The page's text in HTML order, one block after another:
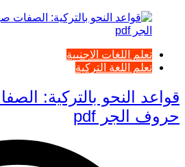
تعلم اللغات الاجنبية
تعلم اللغة التركية
قواعد النحو بالتركية:
حروف الجر pdf